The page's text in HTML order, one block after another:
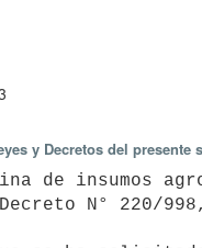
y Decretos del
N° 220/